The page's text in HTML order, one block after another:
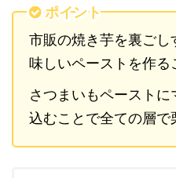
ポイント
市販の焼き芋を裏ご
味しいペーストを作る
さつまいもペースト
込むことで全ての層で